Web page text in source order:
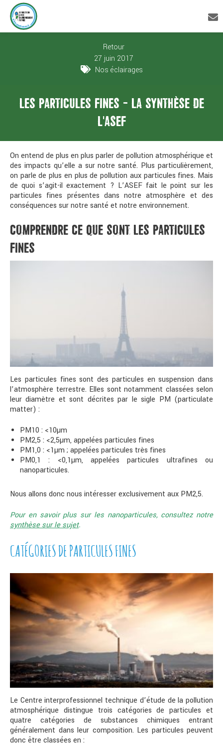
Retour
27 juin 2017
Nos éclairages
LES PARTICULES FINES - LA SYNTHÈSE DE
L'ASEF
On entend de plus en plus parler de pollution atmosphérique et
des impacts qu’elle a sur notre santé. Plus particulièrement,
on parle de plus en plus de pollution aux particules fines. Mais
de quoi s’agit-il exactement ? L’ASEF fait le point sur les
particules fines présentes dans notre atmosphère et des
conséquences sur notre santé et notre environnement.
COMPRENDRE CE QUE SONT LES PARTICULES
FINES
Les particules fines sont des particules en suspension dans
l’atmosphère terrestre. Elles sont notamment classées selon
leur diamètre et sont décrites par le sigle PM (particulate
matter) :
PM10 : <10µm
PM2,5 : <2,5µm, appelées particules fines
PM1,0 : <1µm ; appelées particules très fines
PM0,1 : <0,1µm, appelées particules ultrafines ou
nanoparticules.
Nous allons donc nous intéresser exclusivement aux PM2,5.
Pour en savoir plus sur les nanoparticules, consultez notre
synthèse sur le sujet.
CATÉGORIES DE PARTICULES FINES
Le Centre interprofessionnel technique d’étude de la pollution
atmosphérique distingue trois catégories de particules et
quatre catégories de substances chimiques entrant
généralement dans leur composition. Les particules peuvent
donc être classées en :